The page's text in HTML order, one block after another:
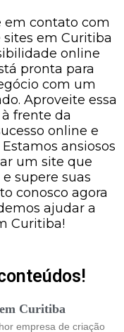
em contato com
sites em Curitiba
online
pronta para
com um
Aproveite essa
frente da
online e
ansiosos
um site que
supere suas
conosco agora
ajudar a
Curitiba!
Curitiba
empresa de criação